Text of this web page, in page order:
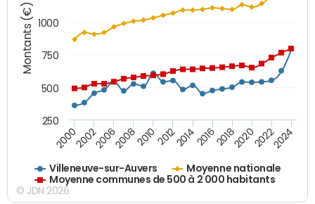
Montants (€)
Villeneuve-sur-Auvers
Moyenne nationale
Moyenne communes de 500 à 2 000 habitants
200020022006200820102012201420162018202020222024
250
500
750
1000
© JDN 2026